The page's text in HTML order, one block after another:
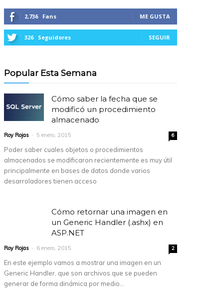
2,736 Fans ME GUSTA
326 Seguidores SEGUIR
Popular Esta Semana
Cómo saber la fecha que se
modificó un procedimiento
almacenado
Roy Rojas - 5 enero, 2015 6
Poder saber cuales objetos o procedimientos
almacenados se modificaron recientemente es muy útil
principalmente en bases de datos donde varios
desarroladores tienen acceso
Cómo retornar una imagen en
un Generic Handler (.ashx) en
ASP.NET
Roy Rojas - 6 enero, 2015 2
En este ejemplo vamos a mostrar una imagen en un
Generic Handler, que son archivos que se pueden
generar de forma dinámica por medio...